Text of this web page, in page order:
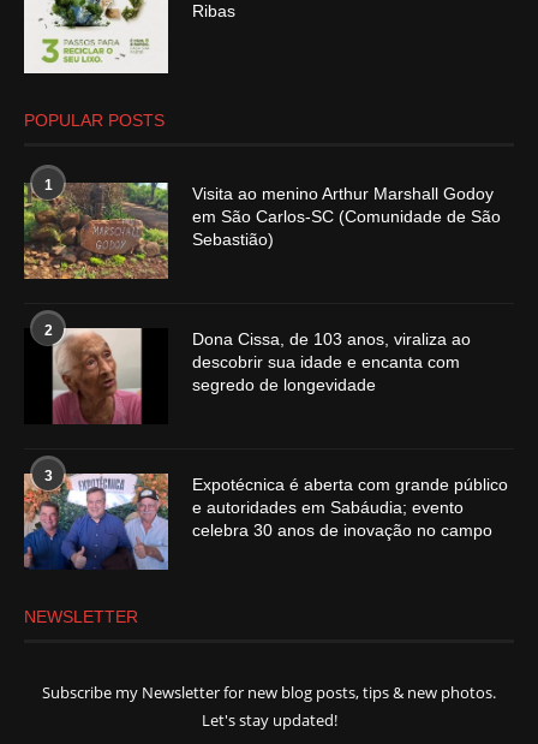
Ribas
POPULAR POSTS
1
Visita ao menino Arthur Marshall Godoy
em São Carlos-SC (Comunidade de São
Sebastião)
2
Dona Cissa, de 103 anos, viraliza ao
descobrir sua idade e encanta com
segredo de longevidade
3
Expotécnica é aberta com grande público
e autoridades em Sabáudia; evento
celebra 30 anos de inovação no campo
NEWSLETTER
Subscribe my Newsletter for new blog posts, tips & new photos.
Let's stay updated!